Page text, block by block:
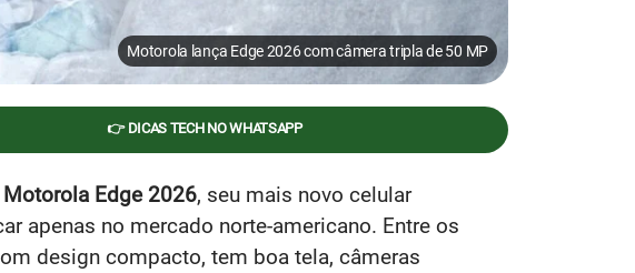
Motorola lança Edge 2026 com câmera tripla de 50 MP
👉 DICAS TECH NO WHATSAPP
Motorola Edge 2026, seu mais novo celular
apenas no mercado norte-americano. Entre os
design compacto, tem boa tela, câmeras